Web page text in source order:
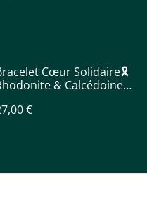
Cœur Solidaire🎗️
& Calcédoine
€